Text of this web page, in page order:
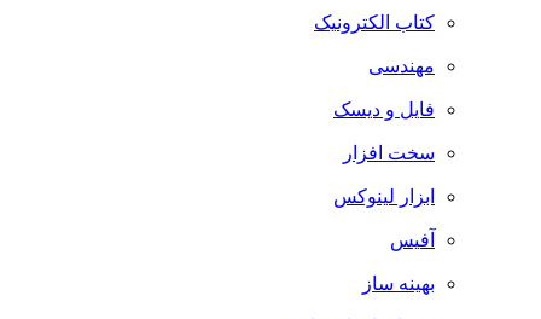
کتاب الکترونیک
مهندسی
فایل و دیسک
سخت افزار
ابزار لینوکس
آفیس
بهینه ساز